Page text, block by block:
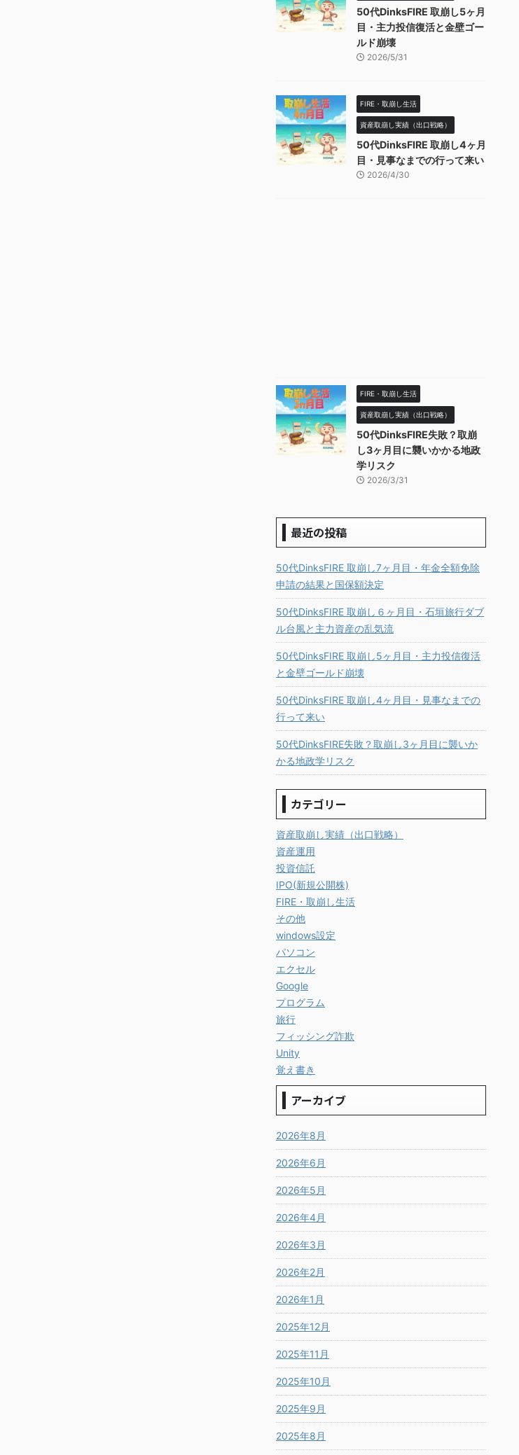
50代DinksFIRE 取崩し5ヶ月
目・主力投信復活と金壁ゴー
ルド崩壊
2026/5/31
FIRE・取崩し生活
資産取崩し実績（出口戦略）
50代DinksFIRE 取崩し4ヶ月
目・見事なまでの行って来い
2026/4/30
FIRE・取崩し生活
資産取崩し実績（出口戦略）
50代DinksFIRE失敗？取崩
し3ヶ月目に襲いかかる地政
学リスク
2026/3/31
最近の投稿
50代DinksFIRE 取崩し7ヶ月目・年金全額免除
申請の結果と国保額決定
50代DinksFIRE 取崩し６ヶ月目・石垣旅行ダブ
ル台風と主力資産の乱気流
50代DinksFIRE 取崩し5ヶ月目・主力投信復活
と金壁ゴールド崩壊
50代DinksFIRE 取崩し4ヶ月目・見事なまでの
行って来い
50代DinksFIRE失敗？取崩し3ヶ月目に襲いか
かる地政学リスク
カテゴリー
資産取崩し実績（出口戦略）
資産運用
投資信託
IPO(新規公開株)
FIRE・取崩し生活
その他
windows設定
パソコン
エクセル
Google
プログラム
旅行
フィッシング詐欺
Unity
覚え書き
アーカイブ
2026年8月
2026年6月
2026年5月
2026年4月
2026年3月
2026年2月
2026年1月
2025年12月
2025年11月
2025年10月
2025年9月
2025年8月